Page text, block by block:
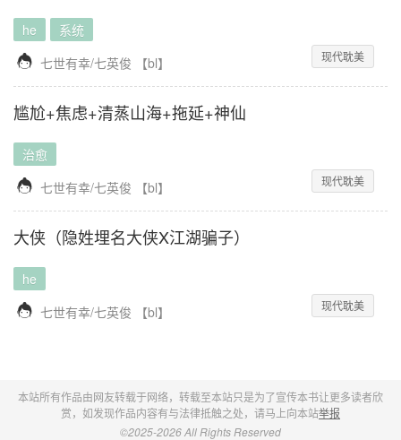
he 系统
 七世有幸/七英俊 【bl】 现代耽美
尴尬+焦虑+清蒸山海+拖延+神仙
治愈
 七世有幸/七英俊 【bl】 现代耽美
大侠（隐姓埋名大侠X江湖骗子）
he
 七世有幸/七英俊 【bl】 现代耽美
本站所有作品由网友转载于网络，转载至本站只是为了宣传本书让更多读者欣
赏，如发现作品内容有与法律抵触之处，请马上向本站举报
©2025-2026All Rights Reserved